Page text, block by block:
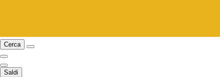
Cerca
Saldi